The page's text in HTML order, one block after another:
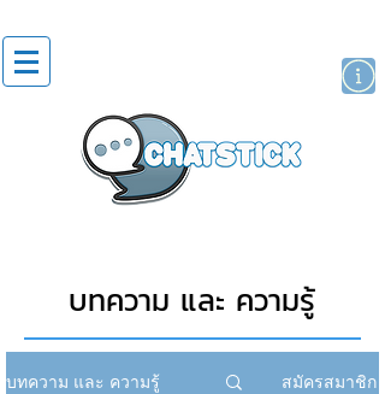
บทความ และ ความรู้
บทความ และ ความรู้ สมัครสมาชิก